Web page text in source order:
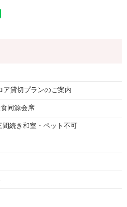
ア貸切プランのご案内
同源会席
間続き和室・ペット不可